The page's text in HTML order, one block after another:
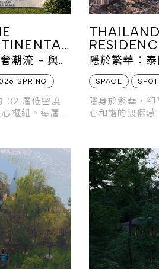
潮流 - 與曼
SPRING
32 層低密度
樞紐。每層僅
PRIVATE
隱於繁華：
定義曼谷水
SPACE
隱身於繁華，
心和諧的渡假